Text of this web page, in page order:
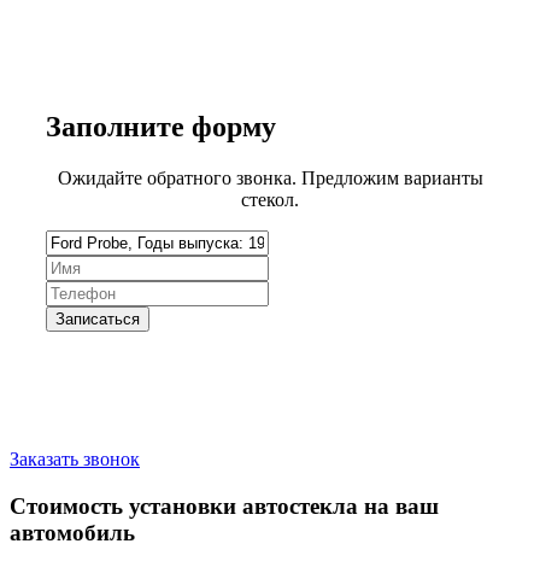
Заполните форму
Ожидайте обратного звонка. Предложим варианты
стекол.
Заказать звонок
Стоимость установки автостекла на ваш
автомобиль